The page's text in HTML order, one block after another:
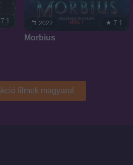
7.1 2022 7.1
Morbius
filmek magyarul